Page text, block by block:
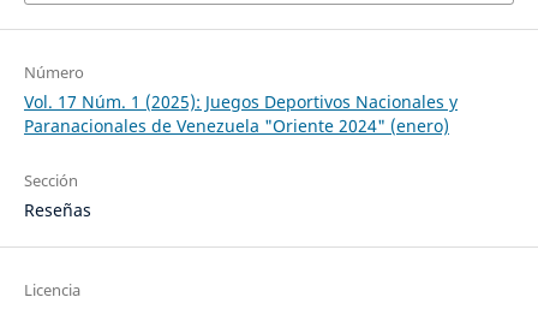
Número
Vol. 17 Núm. 1 (2025): Juegos Deportivos Nacionales y
Paranacionales de Venezuela "Oriente 2024" (enero)
Sección
Reseñas
Licencia